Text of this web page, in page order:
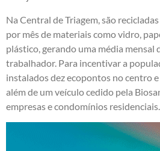
Na Central de Triagem, são
por mês de materiais como vidro,
plástico, gerando uma média mensal
trabalhador. Para incentivar a
instalados dez ecopontos no centro
além de um veículo cedido pela
empresas e condomínios residenciais.